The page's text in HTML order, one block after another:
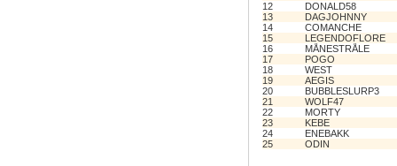
12
DONALD58
13
DAGJOHNNY
14
COMANCHE
15
LEGENDOFLORE
16
MÅNESTRÅLE
17
POGO
18
WEST
19
AEGIS
20
BUBBLESLURP3
21
WOLF47
22
MORTY
23
KEBE
24
ENEBAKK
25
ODIN